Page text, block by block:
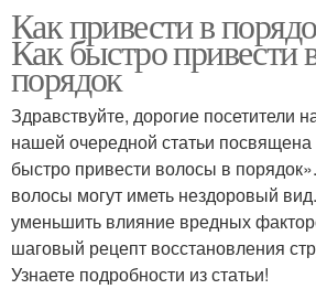
Как привести в
Как быстро привести
порядок
Здравствуйте, дорогие посетители
нашей очередной статьи
быстро привести волосы в
волосы могут иметь нездоровый
уменьшить влияние вредных
шаговый рецепт восстановления
Узнаете подробности из статьи!